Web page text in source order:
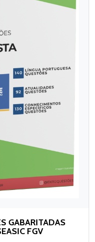
GABARITADAS
FGV